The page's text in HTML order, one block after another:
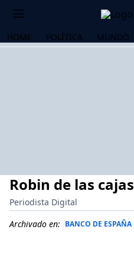
HOME POLÍTICA MUNDO
Robin de las cajas
Periodista Digital
Archivado en: BANCO DE ESPAÑA